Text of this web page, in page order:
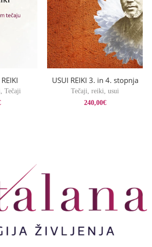
Tečaji
USUI REIKI 3. in 4. stopnja
Tečaji reiki usui
240,00€